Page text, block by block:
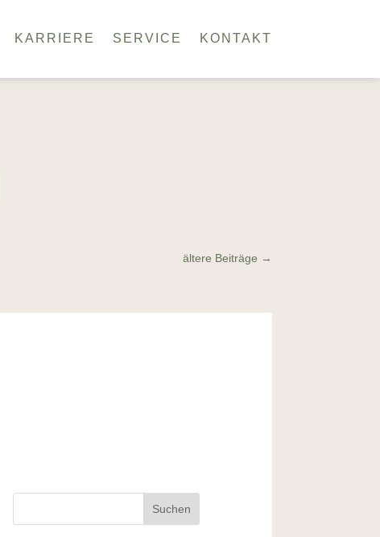
KARRIERE SERVICE KONTAKT
ältere Beiträge →
Suchen